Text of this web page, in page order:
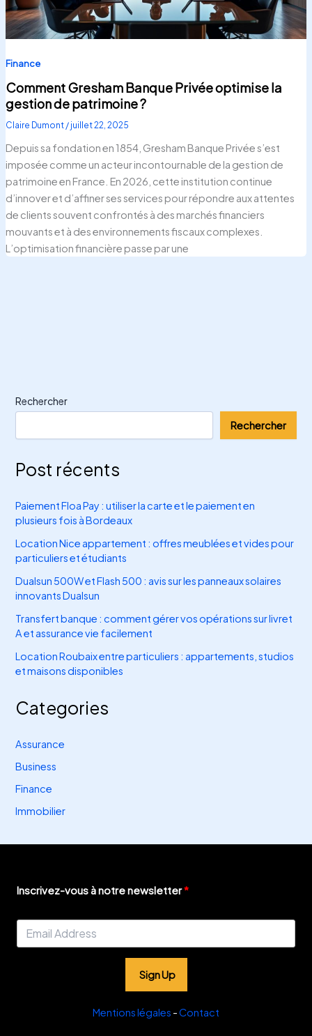
Finance
Comment Gresham Banque Privée optimise la
gestion de patrimoine ?
Claire Dumont / juillet 22, 2025
Depuis sa fondation en 1854, Gresham Banque Privée s’est
imposée comme un acteur incontournable de la gestion de
patrimoine en France. En 2026, cette institution continue
d’innover et d’affiner ses services pour répondre aux attentes
de clients souvent confrontés à des marchés financiers
mouvants et à des environnements fiscaux complexes.
L’optimisation financière passe par une
Rechercher
Rechercher
Post récents
Paiement Floa Pay : utiliser la carte et le paiement en
plusieurs fois à Bordeaux
Location Nice appartement : offres meublées et vides pour
particuliers et étudiants
Dualsun 500W et Flash 500 : avis sur les panneaux solaires
innovants Dualsun
Transfert banque : comment gérer vos opérations sur livret
A et assurance vie facilement
Location Roubaix entre particuliers : appartements, studios
et maisons disponibles
Categories
Assurance
Business
Finance
Immobilier
Inscrivez-vous à notre newsletter
Sign Up
Mentions légales -Contact